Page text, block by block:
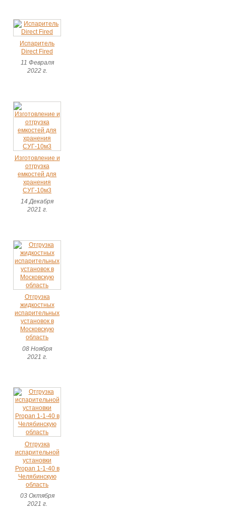
Испаритель
Direct Fired
11 Февраля
2022 г.
Изготовление и
отгрузка
емкостей для
хранения
СУГ-10м3
14 Декабря
2021 г.
Отгрузка
жидкостных
испарительных
установок в
Московскую
область
08 Ноября
2021 г.
Отгрузка
испарительной
установки
Propan 1-1-40 в
Челябинскую
область
03 Октября
2021 г.